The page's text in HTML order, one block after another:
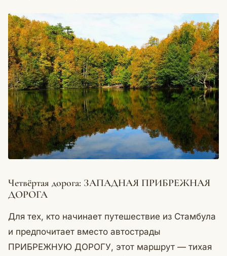
Четвёртая дорога: ЗАПАДНАЯ ПРИБРЕЖНАЯ
ДОРОГА
Для тех, кто начинает путешествие из Стамбула
и предпочитает вместо автострады
ПРИБРЕЖНУЮ ДОРОГУ, этот маршрут — тихая